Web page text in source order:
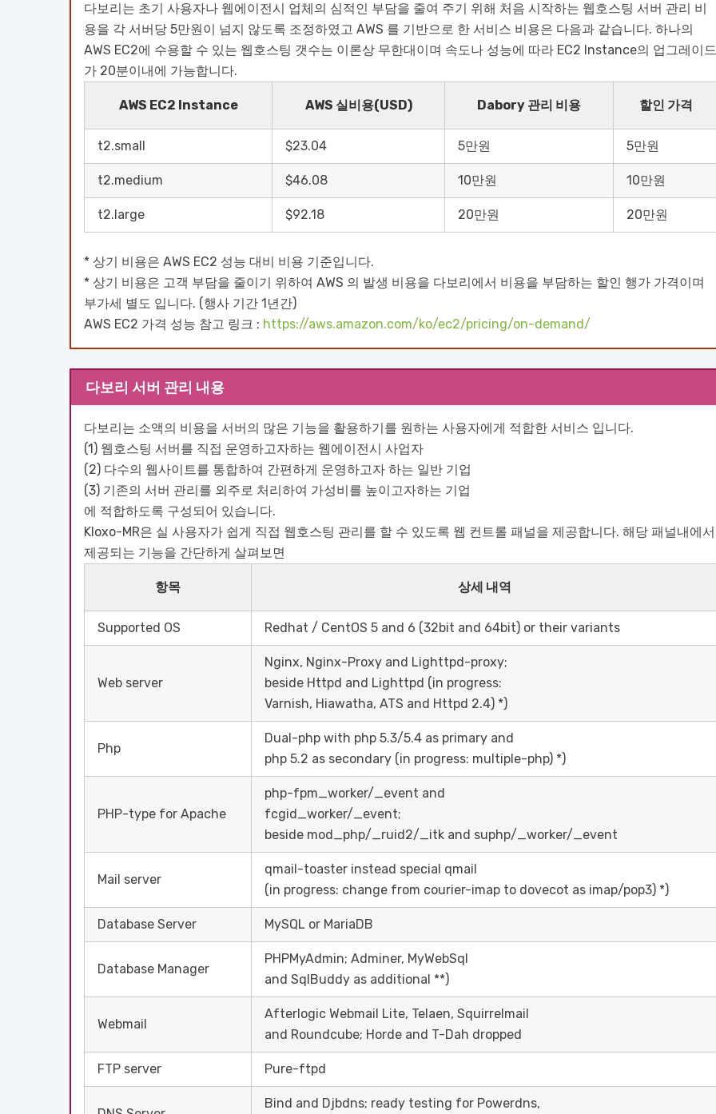
다보리는 초기 사용자나 웹에이전시 업체의 심적인 부담을 줄여 주기 위해 처음 시작하는 웹호스팅 서버 관리 비
용을 각 서버당 5만원이 넘지 않도록 조정하였고 AWS 를 기반으로 한 서비스 비용은 다음과 같습니다. 하나의
AWS EC2에 수용할 수 있는 웹호스팅 갯수는 이론상 무한대이며 속도나 성능에 따라 EC2 Instance의 업그레이드
가 20분이내에 가능합니다.
AWS EC2 Instance AWS 실비용(USD) Dabory 관리 비용 할인 가격
t2.small $23.04 5만원 5만원
t2.medium $46.08 10만원 10만원
t2.large $92.18 20만원 20만원
* 상기 비용은 AWS EC2 성능 대비 비용 기준입니다.
* 상기 비용은 고객 부담을 줄이기 위하여 AWS 의 발생 비용을 다보리에서 비용을 부담하는 할인 행가 가격이며
부가세 별도 입니다. (행사 기간 1년간)
AWS EC2 가격 성능 참고 링크 : https://aws.amazon.com/ko/ec2/pricing/on-demand/
다보리 서버 관리 내용
다보리는 소액의 비용을 서버의 많은 기능을 활용하기를 원하는 사용자에게 적합한 서비스 입니다.
(1) 웹호스팅 서버를 직접 운영하고자하는 웹에이전시 사업자
(2) 다수의 웹사이트를 통합하여 간편하게 운영하고자 하는 일반 기업
(3) 기존의 서버 관리를 외주로 처리하여 가성비를 높이고자하는 기업
에 적합하도록 구성되어 있습니다.
Kloxo-MR은 실 사용자가 쉽게 직접 웹호스팅 관리를 할 수 있도록 웹 컨트롤 패널을 제공합니다. 해당 패널내에서
제공되는 기능을 간단하게 살펴보면
항목 상세 내역
Supported OS Redhat / CentOS 5 and 6 (32bit and 64bit) or their variants
Web server
Nginx, Nginx-Proxy and Lighttpd-proxy;
beside Httpd and Lighttpd (in progress:
Varnish, Hiawatha, ATS and Httpd 2.4) *)
Php
Dual-php with php 5.3/5.4 as primary and
php 5.2 as secondary (in progress: multiple-php) *)
PHP-type for Apache
php-fpm_worker/_event and
fcgid_worker/_event;
beside mod_php/_ruid2/_itk and suphp/_worker/_event
Mail server
qmail-toaster instead special qmail
(in progress: change from courier-imap to dovecot as imap/pop3) *)
Database Server MySQL or MariaDB
Database Manager
PHPMyAdmin; Adminer, MyWebSql
and SqlBuddy as additional **)
Webmail
Afterlogic Webmail Lite, Telaen, Squirrelmail
and Roundcube; Horde and T-Dah dropped
FTP server Pure-ftpd
Bind and Djbdns; ready testing for Powerdns,